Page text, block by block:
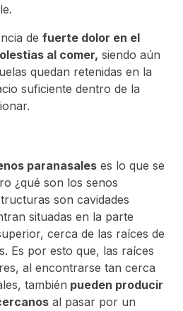
defuerte dolor en el
al comer, siendo aún
quedan retenidas en la
suficiente dentro de la
paranasales es lo que se
¿qué son los senos
son cavidades
situadas en la parte
cerca de las raíces de
Es por esto que, las raíces
al encontrarse tan cerca
también pueden producir
al pasar por un